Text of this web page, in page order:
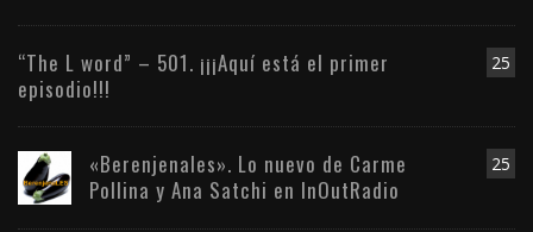
25
“The L word” – 501. ¡¡¡Aquí está el primer
episodio!!!
25
«Berenjenales». Lo nuevo de Carme
Pollina y Ana Satchi en InOutRadio